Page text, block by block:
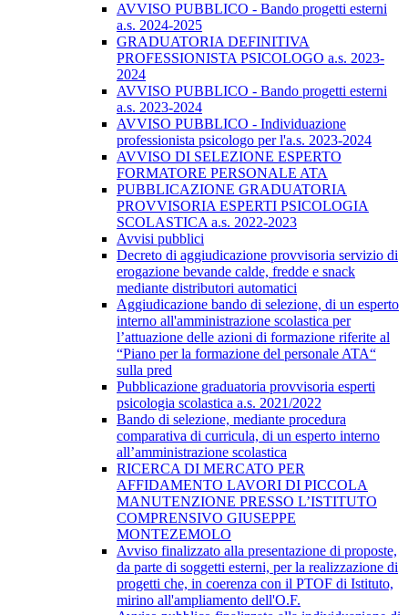
AVVISO PUBBLICO - Bando progetti esterni
a.s. 2024-2025
GRADUATORIA DEFINITIVA
PROFESSIONISTA PSICOLOGO a.s. 2023-
2024
AVVISO PUBBLICO - Bando progetti esterni
a.s. 2023-2024
AVVISO PUBBLICO - Individuazione
professionista psicologo per l'a.s. 2023-2024
AVVISO DI SELEZIONE ESPERTO
FORMATORE PERSONALE ATA
PUBBLICAZIONE GRADUATORIA
PROVVISORIA ESPERTI PSICOLOGIA
SCOLASTICA a.s. 2022-2023
Avvisi pubblici
Decreto di aggiudicazione provvisoria servizio di
erogazione bevande calde, fredde e snack
mediante distributori automatici
​Aggiudicazione bando di selezione, di un esperto
interno all'amministrazione scolastica per
l’attuazione delle azioni di formazione riferite al
“Piano per la formazione del personale ATA“
sulla pred
Pubblicazione graduatoria provvisoria esperti
psicologia scolastica a.s. 2021/2022
Bando di selezione, mediante procedura
comparativa di curricula, di un esperto interno
all’amministrazione scolastica
RICERCA DI MERCATO PER
AFFIDAMENTO LAVORI DI PICCOLA
MANUTENZIONE PRESSO L’ISTITUTO
COMPRENSIVO GIUSEPPE
MONTEZEMOLO
Avviso finalizzato alla presentazione di proposte,
da parte di soggetti esterni, per la realizzazione di
progetti che, in coerenza con il PTOF di Istituto,
mirino all'ampliamento dell'O.F.